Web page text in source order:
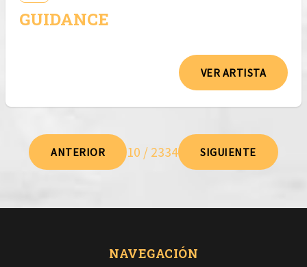
GUIDANCE
VER ARTISTA
ANTERIOR 10 / 2334 SIGUIENTE
NAVEGACIÓN